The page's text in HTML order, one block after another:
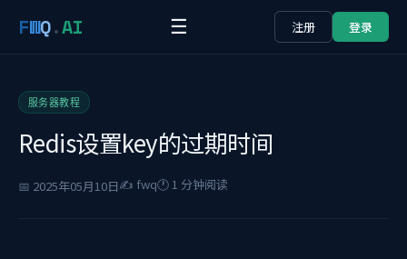
FWQ.AI ☰ 注册 登录
服务器教程
Redis设置key的过期时间
📅 2025年05月10日✍️ fwq🕐 1 分钟阅读